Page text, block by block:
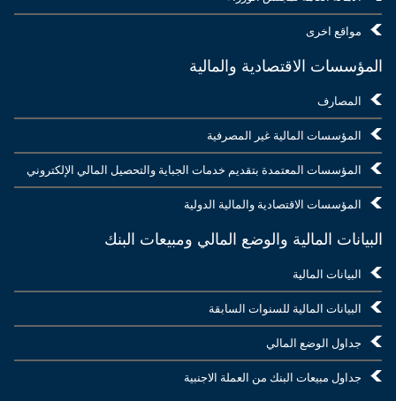
مواقع اخرى
المؤسسات الاقتصادية والمالية
المصارف
المؤسسات المالية غير المصرفية
المؤسسات المعتمدة بتقديم خدمات الجباية والتحصيل المالي الإلكتروني
المؤسسات الاقتصادية والمالية الدولية
البيانات المالية والوضع المالي ومبيعات البنك
البيانات المالية
البيانات المالية للسنوات السابقة
جداول الوضع المالي
جداول مبيعات البنك من العملة الاجنبية